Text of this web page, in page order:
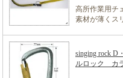
高所作業用チ
素材が薄くス
singing rock D
ルロック カ